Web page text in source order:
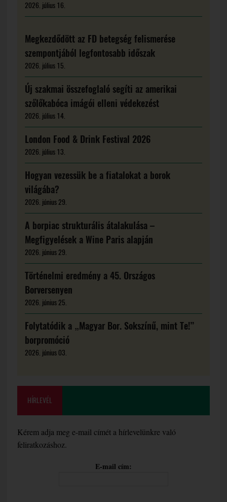
2026. július 16.
Megkezdődött az FD betegség felismerése
szempontjából legfontosabb időszak
2026. július 15.
Új szakmai összefoglaló segíti az amerikai
szőlőkabóca imágói elleni védekezést
2026. július 14.
London Food & Drink Festival 2026
2026. július 13.
Hogyan vezessük be a fiatalokat a borok
világába?
2026. június 29.
A borpiac strukturális átalakulása –
Megfigyelések a Wine Paris alapján
2026. június 29.
Történelmi eredmény a 45. Országos
Borversenyen
2026. június 25.
Folytatódik a „Magyar Bor. Sokszínű, mint Te!”
borpromóció
2026. június 03.
HÍRLEVÉL
Kérem adja meg e-mail címét a hírlevelünkre való
feliratkozáshoz.
E-mail cím: